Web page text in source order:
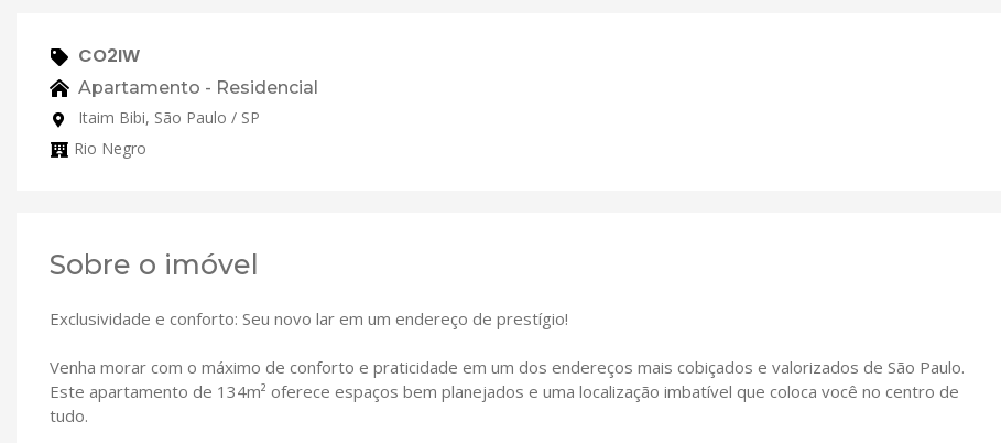
CO2IW
Apartamento - Residencial
Itaim Bibi, São Paulo / SP
Rio Negro
Sobre o imóvel
Exclusividade e conforto: Seu novo lar em um endereço de prestígio!
Venha morar com o máximo de conforto e praticidade em um dos endereços mais cobiçados e valorizados de São Paulo.
Este apartamento de 134m² oferece espaços bem planejados e uma localização imbatível que coloca você no centro de
tudo.